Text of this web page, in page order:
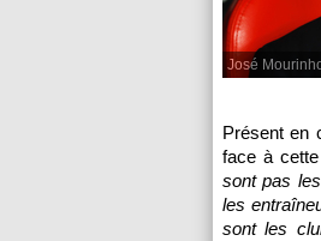
José
Présent en
face à
sont pas
les
sont les